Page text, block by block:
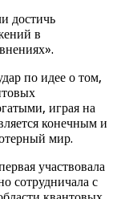
достичь
в
по идее о том,
играя на
конечным и
мир.
участвовала
сотрудничала с